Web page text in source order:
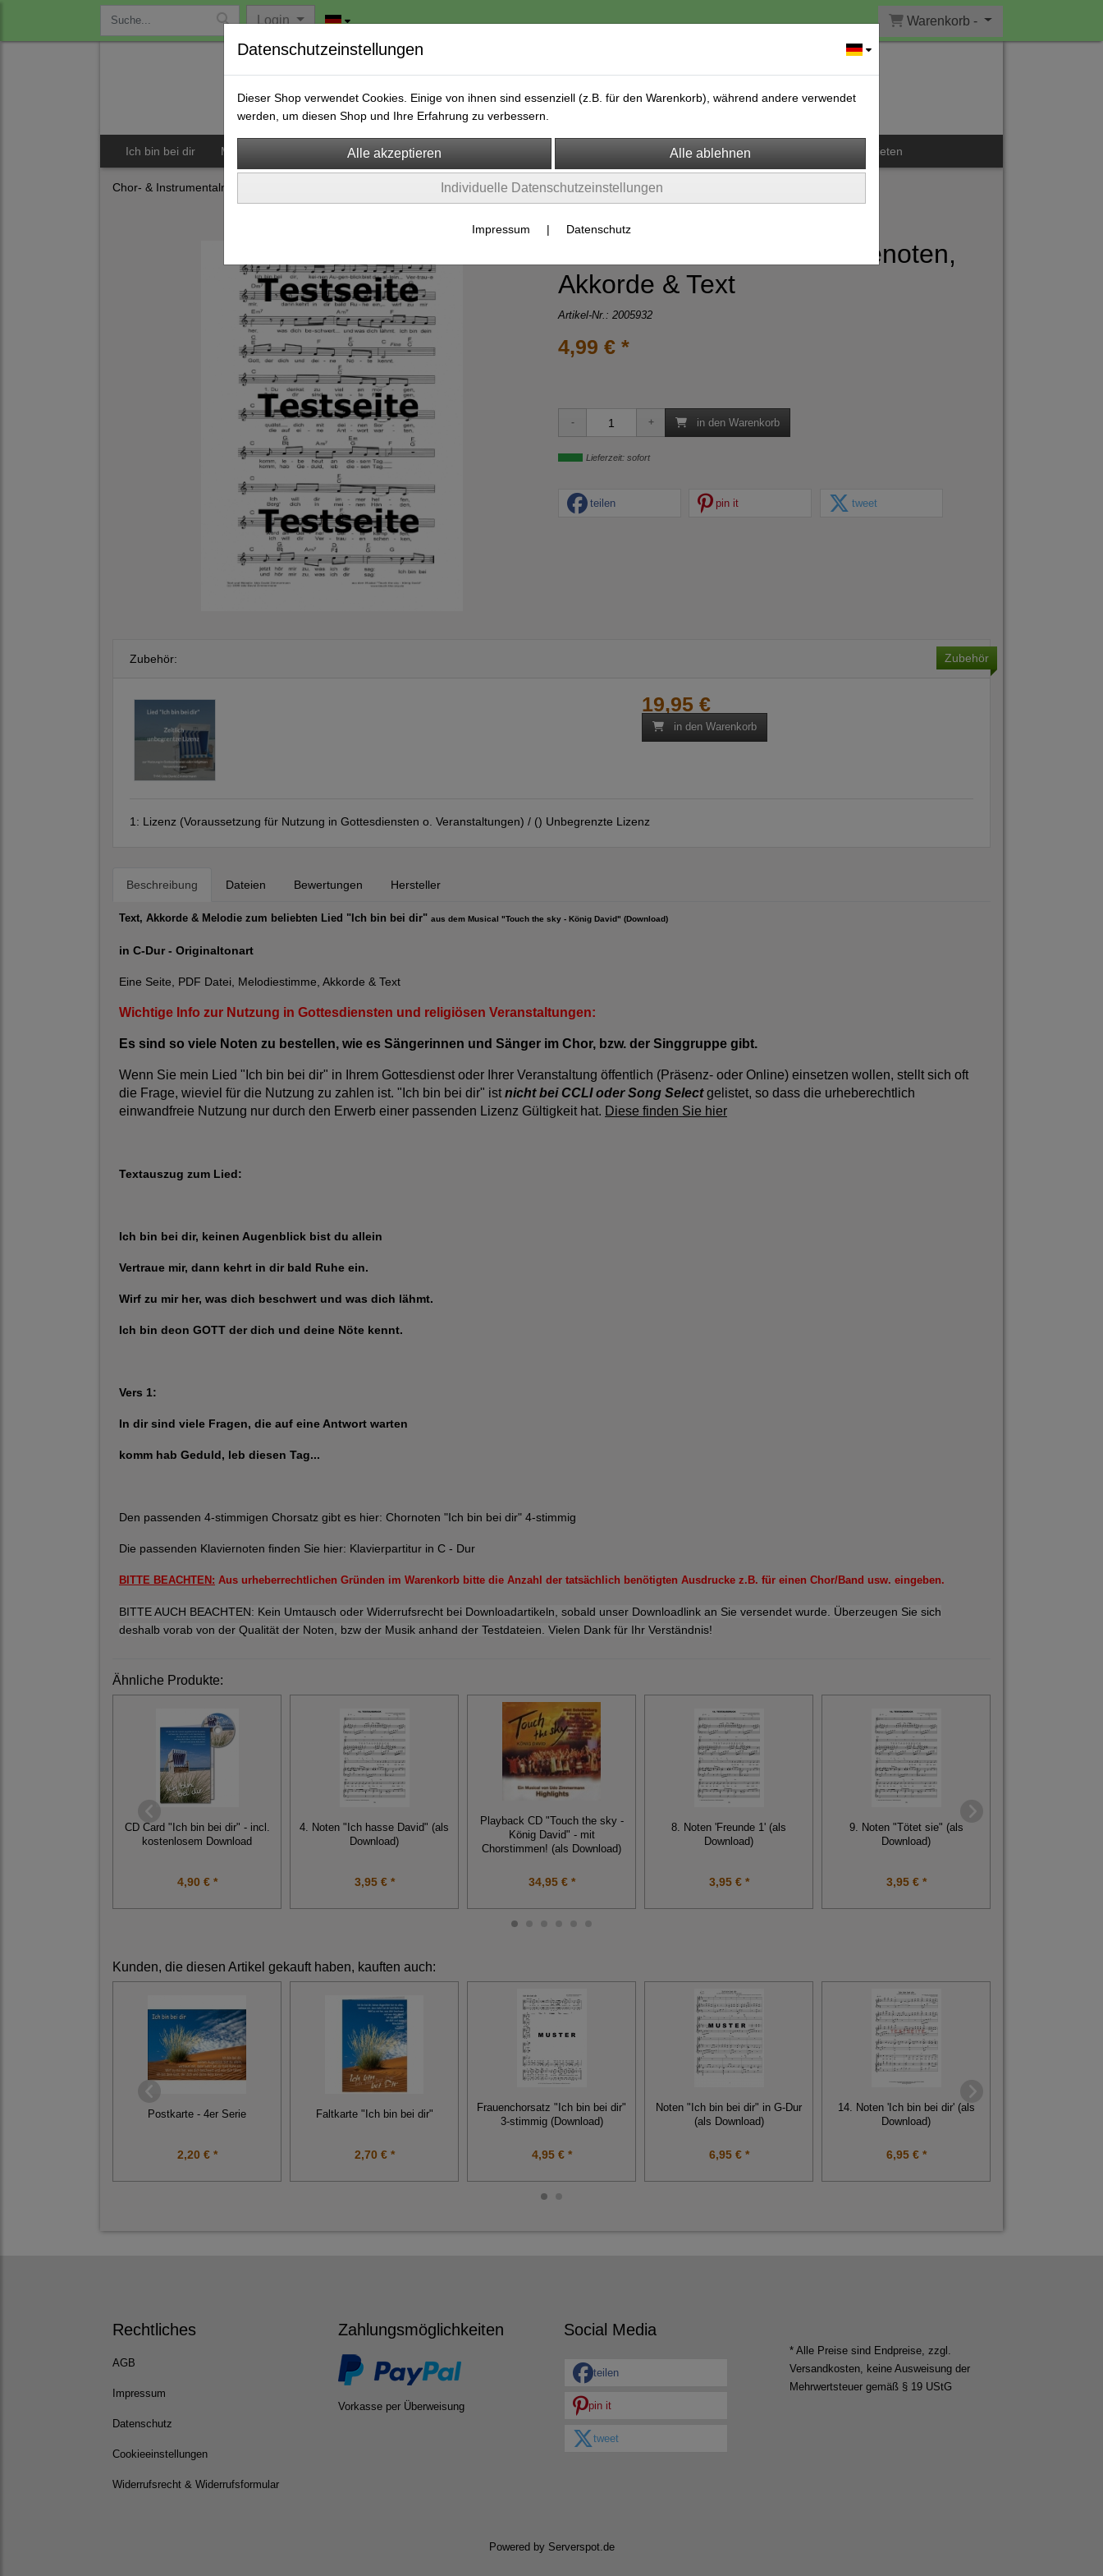
Login Warenkorb -
Ich bin bei dir Musicals Songs & Playbacks Lizenz "Ich bin bei dir" Kontakt Kulturwerk mieten
Chor- & Instrumentalnoten
Ich bin bei dir - Nur Melodienoten,
Akkorde & Text
Artikel-Nr.: 2005932
4,99 € *
in den Warenkorb
Lieferzeit: sofort
teilen pin it tweet
Zubehör: Zubehör
19,95 €
in den Warenkorb
1: Lizenz (Voraussetzung für Nutzung in Gottesdiensten o. Veranstaltungen) / () Unbegrenzte Lizenz
Beschreibung Dateien Bewertungen Hersteller
Text, Akkorde & Melodie zum beliebten Lied "Ich bin bei dir" aus dem Musical "Touch the sky - König David" (Download)
in C-Dur- Originaltonart
Eine Seite, PDF Datei, Melodiestimme, Akkorde & Text
Wichtige Info zur Nutzung in Gottesdiensten und religiösen Veranstaltungen:
Es sind so viele Noten zu bestellen, wie es Sängerinnen und Sänger im Chor, bzw. der Singgruppe gibt.
Wenn Sie mein Lied "Ich bin bei dir" in Ihrem Gottesdienst oder Ihrer Veranstaltung öffentlich (Präsenz- oder Online) einsetzen wollen, stellt sich oft
die Frage, wieviel für die Nutzung zu zahlen ist. "Ich bin bei dir" ist nicht bei CCLI oder Song Selectgelistet, so dass die urheberechtlich
einwandfreie Nutzung nur durch den Erwerb einer passenden Lizenz Gültigkeit hat. Diese finden Sie hier
Textauszug zum Lied:
Ich bin bei dir, keinen Augenblick bist du allein
Vertraue mir, dann kehrt in dir bald Ruhe ein.
Wirf zu mir her, was dich beschwert und was dich lähmt.
Ich bin deon GOTT der dich und deine Nöte kennt.
Vers 1:
In dir sind viele Fragen, die auf eine Antwort warten
komm hab Geduld, leb diesen Tag...
Den passenden 4-stimmigen Chorsatz gibt es hier: Chornoten "Ich bin bei dir" 4-stimmig
Die passenden Klaviernoten finden Sie hier: Klavierpartitur in C - Dur
BITTE BEACHTEN: Aus urheberrechtlichen Gründen im Warenkorb bitte die Anzahl der tatsächlich benötigten Ausdrucke z.B. für einen Chor/Band usw. eingeben.
BITTE AUCH BEACHTEN: Kein Umtausch oder Widerrufsrecht bei Downloadartikeln, sobald unser Downloadlink an Sie versendet wurde. Überzeugen Sie sich
deshalb vorab von der Qualität der Noten, bzw der Musik anhand der Testdateien. Vielen Dank für Ihr Verständnis!
Ähnliche Produkte:
CD Card "Ich bin bei dir" - incl.
kostenlosem Download
4,90 € *
4. Noten "Ich hasse David" (als
Download)
3,95 € *
Playback CD "Touch the sky -
König David" - mit
Chorstimmen! (als Download)
34,95 € *
8. Noten 'Freunde 1' (als
Download)
3,95 € *
9. Noten "Tötet sie" (als
Download)
3,95 € *
Kunden, die diesen Artikel gekauft haben, kauften auch:
Postkarte - 4er Serie
2,20 € *
Faltkarte "Ich bin bei dir"
2,70 € *
Frauenchorsatz "Ich bin bei dir"
3-stimmig (Download)
4,95 € *
Noten "Ich bin bei dir" in G-Dur
(als Download)
6,95 € *
14. Noten 'Ich bin bei dir' (als
Download)
6,95 € *
Rechtliches
AGB
Impressum
Datenschutz
Cookieeinstellungen
Widerrufsrecht & Widerrufsformular
Zahlungsmöglichkeiten
Vorkasse per Überweisung
Social Media
teilen
pin it
tweet
* Alle Preise sind Endpreise, zzgl.
Versandkosten , keine Ausweisung der
Mehrwertsteuer gemäß § 19 UStG
Powered by Serverspot.de
Datenschutzeinstellungen
Dieser Shop verwendet Cookies. Einige von ihnen sind essenziell (z.B. für den Warenkorb), während andere verwendet
werden, um diesen Shop und Ihre Erfahrung zu verbessern.
Individuelle Datenschutzeinstellungen
Impressum | Datenschutz